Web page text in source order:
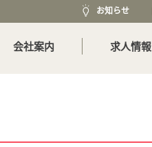
お知らせ
会社案内 求人情報